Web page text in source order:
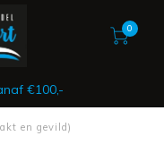
0
€100,-
en gevild)